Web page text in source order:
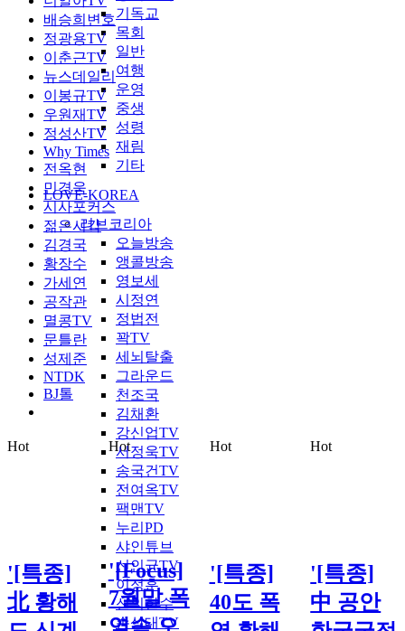
기독교
목회
일반
여행
운영
중생
성령
재림
기타
LOVE-KOREA
러브코리아
오늘방송
앵콜방송
영보세
시정연
정법전
꽉TV
세뇌탈출
그라운드
천조국
김채환
강신업TV
서정욱TV
송국건TV
전여옥TV
팩맨TV
누리PD
샤인튜브
신인균TV
이정훈
신의한수
손상대TV
배승희변호
정광용TV
이춘근TV
뉴스데일리
이봉규TV
우원재TV
정성산TV
Why Times
전옥현
민경욱
시사포커스
젊은시각
김경국
황장수
가세연
공작관
멸콩TV
문틀란
성제준
NTDK
BJ톨
Hot
'[특종]
北 황해
Hot
'[Focus]
7월말 폭
Hot
'[특종]
40도 폭
Hot
'[특종]
中 공안